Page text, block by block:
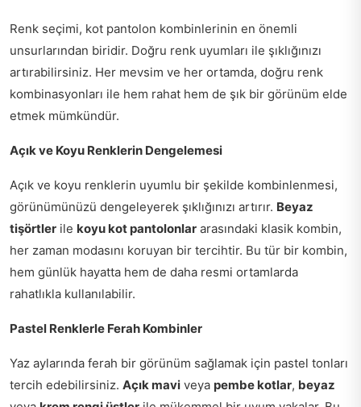
Renk seçimi, kot pantolon kombinlerinin en önemli
unsurlarından biridir. Doğru renk uyumları ile şıklığınızı
artırabilirsiniz. Her mevsim ve her ortamda, doğru renk
kombinasyonları ile hem rahat hem de şık bir görünüm elde
etmek mümkündür.
Açık ve Koyu Renklerin Dengelemesi
Açık ve koyu renklerin uyumlu bir şekilde kombinlenmesi,
görünümünüzü dengeleyerek şıklığınızı artırır. Beyaz
tişörtler ile koyu kot pantolonlar arasındaki klasik kombin,
her zaman modasını koruyan bir tercihtir. Bu tür bir kombin,
hem günlük hayatta hem de daha resmi ortamlarda
rahatlıkla kullanılabilir.
Pastel Renklerle Ferah Kombinler
Yaz aylarında ferah bir görünüm sağlamak için pastel tonları
tercih edebilirsiniz. Açık mavi veya pembe kotlar, beyaz